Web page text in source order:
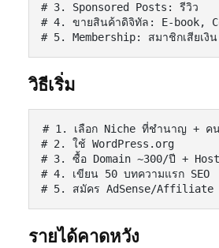
# 3. Sponsored Posts: รีวิว
# 4. ขายสินค้าดิจิทัล: E-book,
# 5. Membership: สมาชิกเสียเงิน
วิธีเริ่ม
# 1. เลือก Niche ที่ชำนาญ + คน
# 2. ใช้ WordPress.org
# 3. ซื้อ Domain ~300/ปี +
# 4. เขียน 50 บทความแรก SEO
# 5. สมัคร AdSense/Affiliate
รายได้คาดหวัง